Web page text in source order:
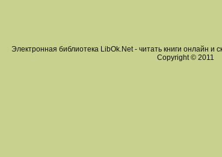
Электронная библиотека LibOk.Net - читать книги онлайн и
Copyright © 2011